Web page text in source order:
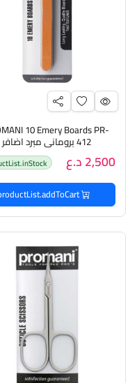
10 Emery Boards PR-
412 بروماني مبرد اضافر
2,500 د.ع
productList.addToCart